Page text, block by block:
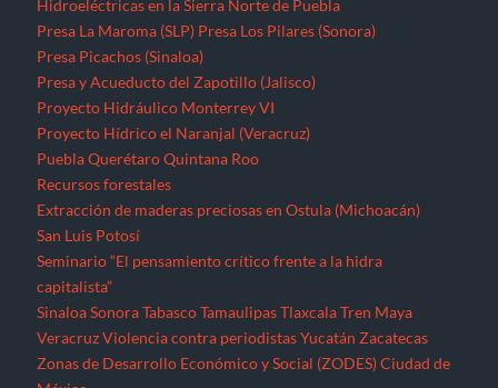
Hidroeléctricas en la Sierra Norte de Puebla
Presa La Maroma (SLP) Presa Los Pilares (Sonora)
Presa Picachos (Sinaloa)
Presa y Acueducto del Zapotillo (Jalisco)
Proyecto Hidráulico Monterrey VI
Proyecto Hídrico el Naranjal (Veracruz)
Puebla Querétaro Quintana Roo
Recursos forestales
Extracción de maderas preciosas en Ostula (Michoacán)
San Luis Potosí
Seminario “El pensamiento crítico frente a la hidra
capitalista”
Sinaloa Sonora Tabasco Tamaulipas Tlaxcala Tren Maya
Veracruz Violencia contra periodistas Yucatán Zacatecas
Zonas de Desarrollo Económico y Social (ZODES) Ciudad de